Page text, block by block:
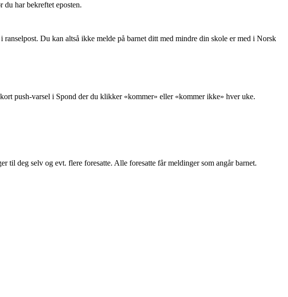
du har bekreftet eposten.
Du kan altså ikke melde på barnet ditt med mindre din skole er med i Norsk
push-varsel i Spond der du klikker «kommer» eller «kommer ikke» hver uke.
til deg selv og evt. flere foresatte. Alle foresatte får meldinger som angår barnet.